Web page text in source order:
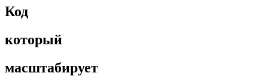
Код
который
масштабирует